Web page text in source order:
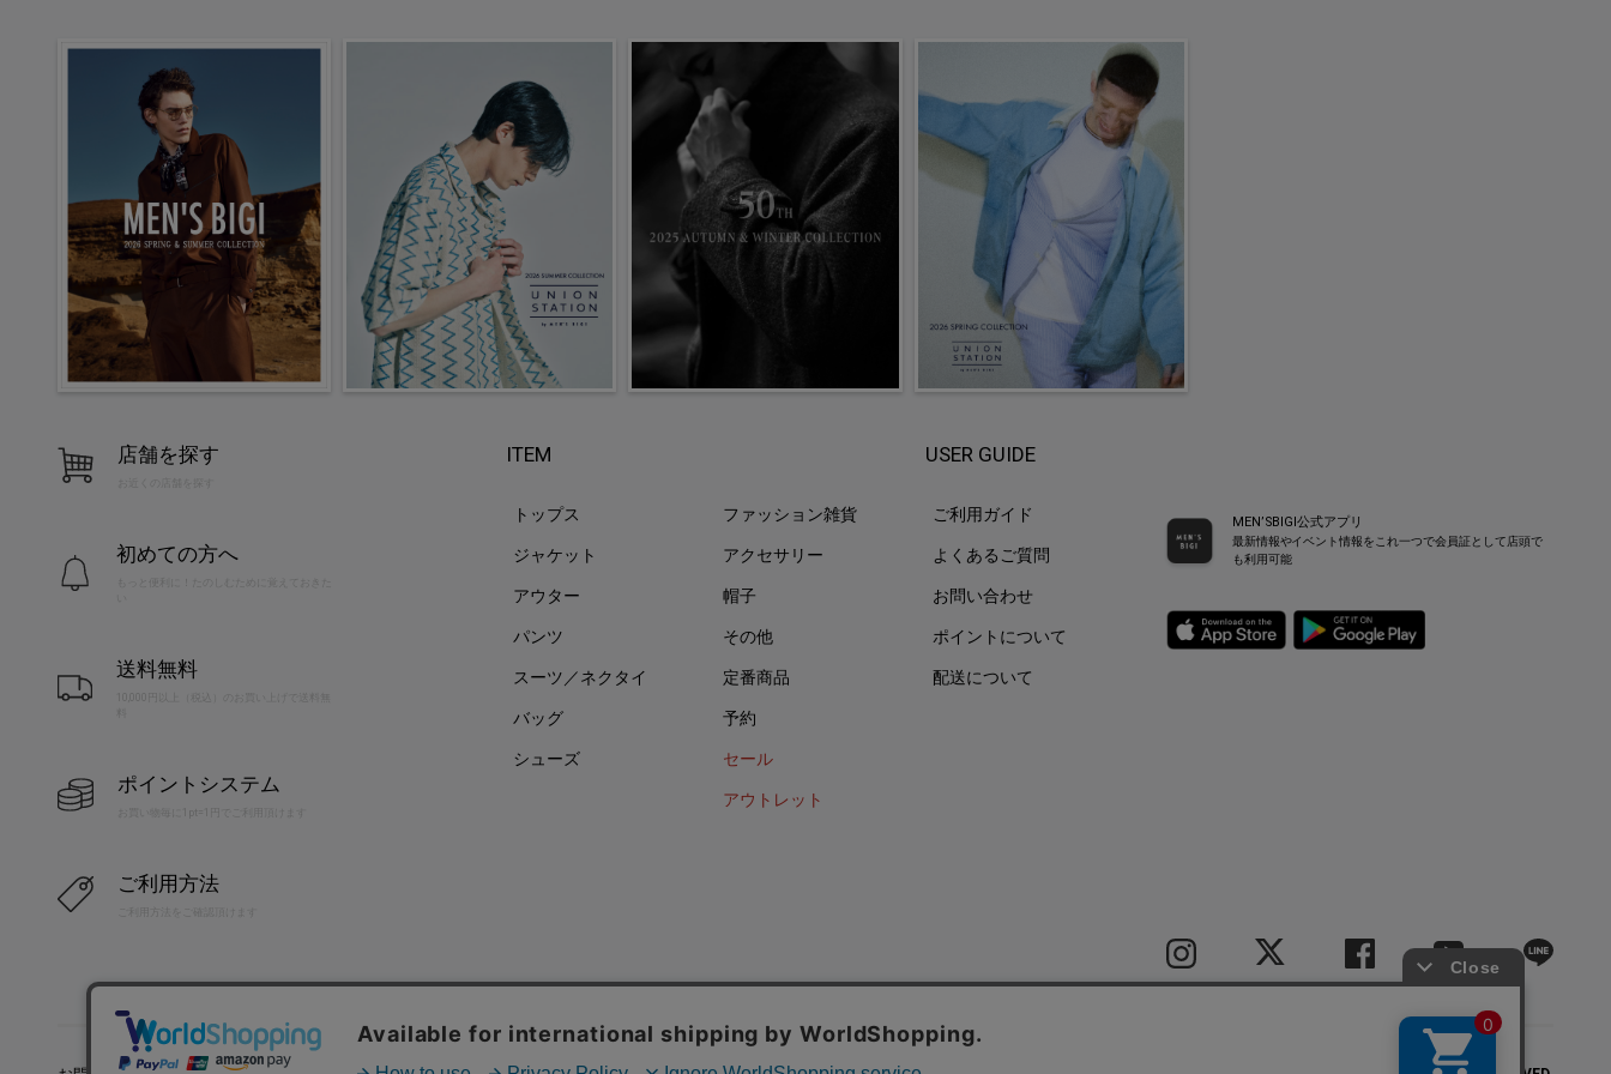
店舗を探す
お近くの店舗を探す
初めての方へ
送料無料
10,000円以上（税込）のお買い上げで送料無
ポイントシステム
お買い物毎に1pt=1円でご利用頂けます
ご利用方法
ITEM
トップス
ジャケット
アウター
パンツ
スーツ／ネクタイ
バッグ
シューズ
ファッション雑貨
アクセサリー
帽子
その他
定番商品
予約
セール
アウトレット
USER GUIDE
ご利用ガイド
よくあるご質問
お問い合わせ
ポイントについて
配送について
MEN’SBIGI公式アプリ
最新情報やイベント情報をこれ一つで会員証として店頭で
も利用可能